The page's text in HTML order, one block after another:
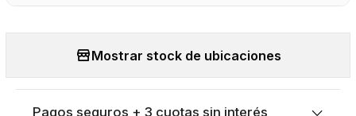
Mostrar stock de ubicaciones
Pagos seguros + 3 cuotas sin interés